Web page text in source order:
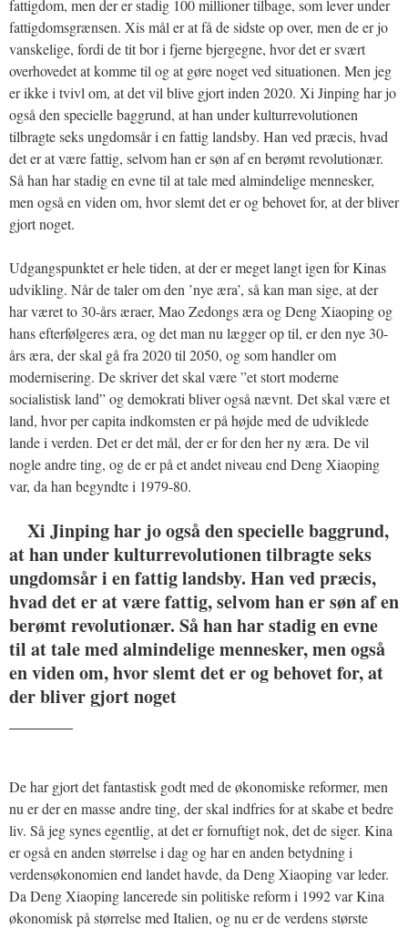
fattigdom, men der er stadig 100 millioner tilbage, som lever under
fattigdomsgrænsen. Xis mål er at få de sidste op over, men de er jo
vanskelige, fordi de tit bor i fjerne bjergegne, hvor det er svært
overhovedet at komme til og at gøre noget ved situationen. Men jeg
er ikke i tvivl om, at det vil blive gjort inden 2020. Xi Jinping har jo
også den specielle baggrund, at han under kulturrevolutionen
tilbragte seks ungdomsår i en fattig landsby. Han ved præcis, hvad
det er at være fattig, selvom han er søn af en berømt revolutionær.
Så han har stadig en evne til at tale med almindelige mennesker,
men også en viden om, hvor slemt det er og behovet for, at der bliver
gjort noget.
Udgangspunktet er hele tiden, at der er meget langt igen for Kinas
udvikling. Når de taler om den ’nye æra’, så kan man sige, at der
har været to 30-års æraer, Mao Zedongs æra og Deng Xiaoping og
hans efterfølgeres æra, og det man nu lægger op til, er den nye 30-
års æra, der skal gå fra 2020 til 2050, og som handler om
modernisering. De skriver det skal være ”et stort moderne
socialistisk land” og demokrati bliver også nævnt. Det skal være et
land, hvor per capita indkomsten er på højde med de udviklede
lande i verden. Det er det mål, der er for den her ny æra. De vil
nogle andre ting, og de er på et andet niveau end Deng Xiaoping
var, da han begyndte i 1979-80.
Xi Jinping har jo også den specielle baggrund,
at han under kulturrevolutionen tilbragte seks
ungdomsår i en fattig landsby. Han ved præcis,
hvad det er at være fattig, selvom han er søn af en
berømt revolutionær. Så han har stadig en evne
til at tale med almindelige mennesker, men også
en viden om, hvor slemt det er og behovet for, at
der bliver gjort noget
De har gjort det fantastisk godt med de økonomiske reformer, men
nu er der en masse andre ting, der skal indfries for at skabe et bedre
liv. Så jeg synes egentlig, at det er fornuftigt nok, det de siger. Kina
er også en anden størrelse i dag og har en anden betydning i
verdensøkonomien end landet havde, da Deng Xiaoping var leder.
Da Deng Xiaoping lancerede sin politiske reform i 1992 var Kina
økonomisk på størrelse med Italien, og nu er de verdens største